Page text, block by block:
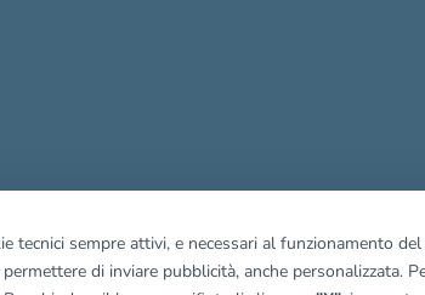
Mostra tutti gli immobili del riquadro
tecnici sempre attivi, e necessari al funzionamento
di inviare pubblicità, anche personalizzata.